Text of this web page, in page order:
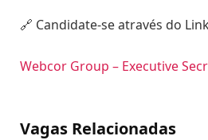
🔗 Candidate-se através do
Webcor Group – Executive
Vagas Relacionadas